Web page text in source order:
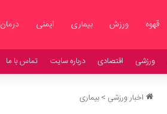
قهوه ورزش بیماری ایمنی درمان
ورزشی اقتصادی درباره سایت تماس با ما
اخبار ورزشی >بیماری